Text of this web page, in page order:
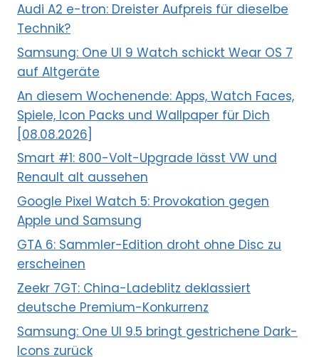
Audi A2 e-tron: Dreister Aufpreis für dieselbe
Technik?
Samsung: One UI 9 Watch schickt Wear OS 7
auf Altgeräte
An diesem Wochenende: Apps, Watch Faces,
Spiele, Icon Packs und Wallpaper für Dich
[08.08.2026]
Smart #1: 800-Volt-Upgrade lässt VW und
Renault alt aussehen
Google Pixel Watch 5: Provokation gegen
Apple und Samsung
GTA 6: Sammler-Edition droht ohne Disc zu
erscheinen
Zeekr 7GT: China-Ladeblitz deklassiert
deutsche Premium-Konkurrenz
Samsung: One UI 9.5 bringt gestrichene Dark-
Icons zurück